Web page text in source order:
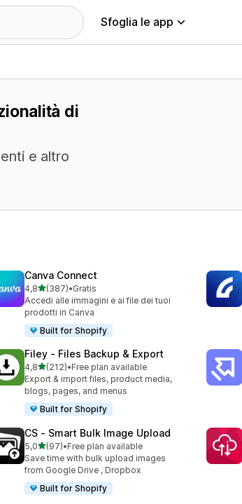
Sfoglia le app
di
e altro
Canva Connect
4,8stelle su 5
(387)
387 recensioni totali
•Gratis
Accedi alle immagini e ai file dei tuoi
prodotti in Canva
Built for Shopify
Filey ‑ Files Backup & Export
4,8stelle su 5
(212)
212 recensioni totali
•Free plan available
Export & import files, product media,
blogs, pages, and menus
Built for Shopify
CS ‑ Smart Bulk Image Upload
5,0stelle su 5
(97)
97 recensioni totali
•Free plan available
Save time with bulk upload images
from Google Drive , Dropbox
Built for Shopify